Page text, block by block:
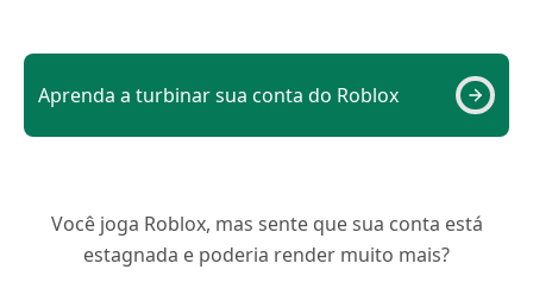
Aprenda a turbinar sua conta do Roblox
Você joga Roblox, mas sente que sua conta está
estagnada e poderia render muito mais?